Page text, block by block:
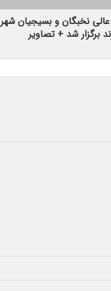
نخبگان و بسیجیان شهر
برگزار شد + تصاویر